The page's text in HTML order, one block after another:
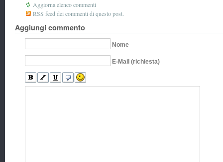
Aggiorna elenco commenti
RSS feed dei commenti di questo post.
Aggiungi commento
Nome
E-Mail (richiesta)